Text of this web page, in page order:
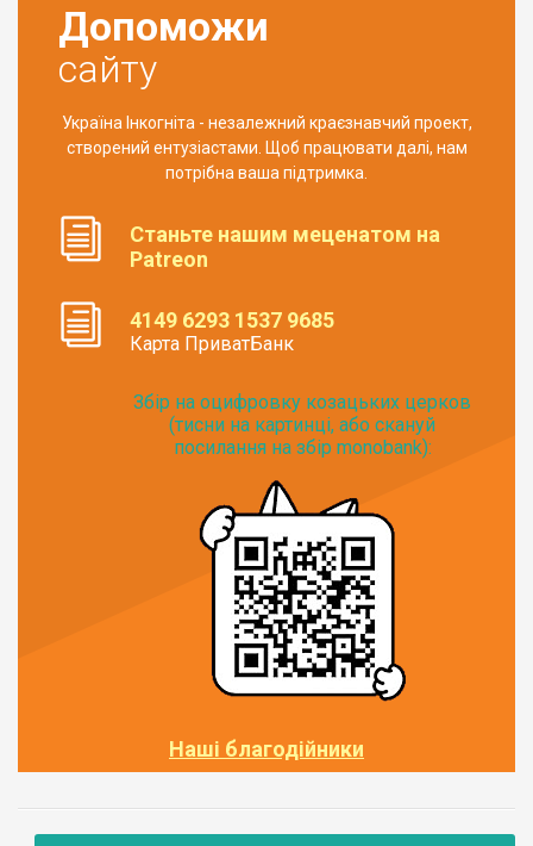
Допоможи
сайту
Україна Інкогніта - незалежний краєзнавчий проект,
створений ентузіастами. Щоб працювати далі, нам
потрібна ваша підтримка.
Станьте нашим меценатом на
Patreon
4149 6293 1537 9685
Карта ПриватБанк
Збір на оцифровку козацьких церков
(тисни на картинці, або скануй
посилання на збір monobank):
Наші благодійники